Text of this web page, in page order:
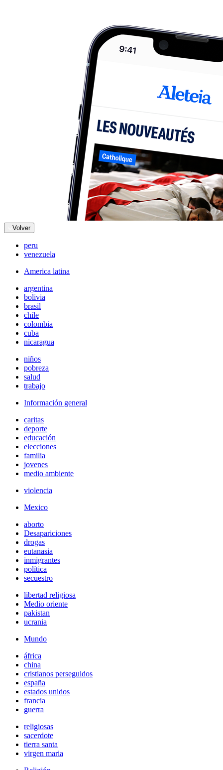
Volver
peru
venezuela
America latina
argentina
bolivia
brasil
chile
colombia
cuba
nicaragua
niños
pobreza
salud
trabajo
Información general
caritas
deporte
educación
elecciones
familia
jovenes
medio ambiente
violencia
Mexico
aborto
Desapariciones
drogas
eutanasia
inmigrantes
política
secuestro
libertad religiosa
Medio oriente
pakistan
ucrania
Mundo
áfrica
china
cristianos perseguidos
españa
estados unidos
francia
guerra
religiosas
sacerdote
tierra santa
virgen maria